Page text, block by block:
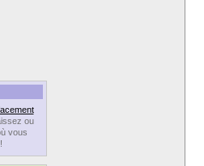
ou
vous